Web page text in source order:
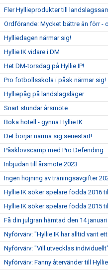
Fler Hyllieprodukter till
Ordförande: Mycket bättre än förr -
Hylliedagen närmar sig!
Hyllie IK vidare i DM
Het DM-torsdag på Hyllie IP!
Pro fotbollsskola i påsk närmar sig!
Hylliepåg på landslagsläger
Snart stundar årsmöte
Boka hotell - gynna Hyllie IK
Det börjar närma sig seriestart!
Påsklovscamp med Pro Defending
Inbjudan till årsmöte 2023
Ingen höjning av träningsavgifter
Hyllie IK söker spelare födda 2016
Hyllie IK söker spelare födda 2015
Få din julgran hämtad den 14
Nyförvärv: "Hyllie IK har alltid varit
Nyförvärv: "Vill utvecklas individuellt"
Nyförvärv: Fanny återvänder till